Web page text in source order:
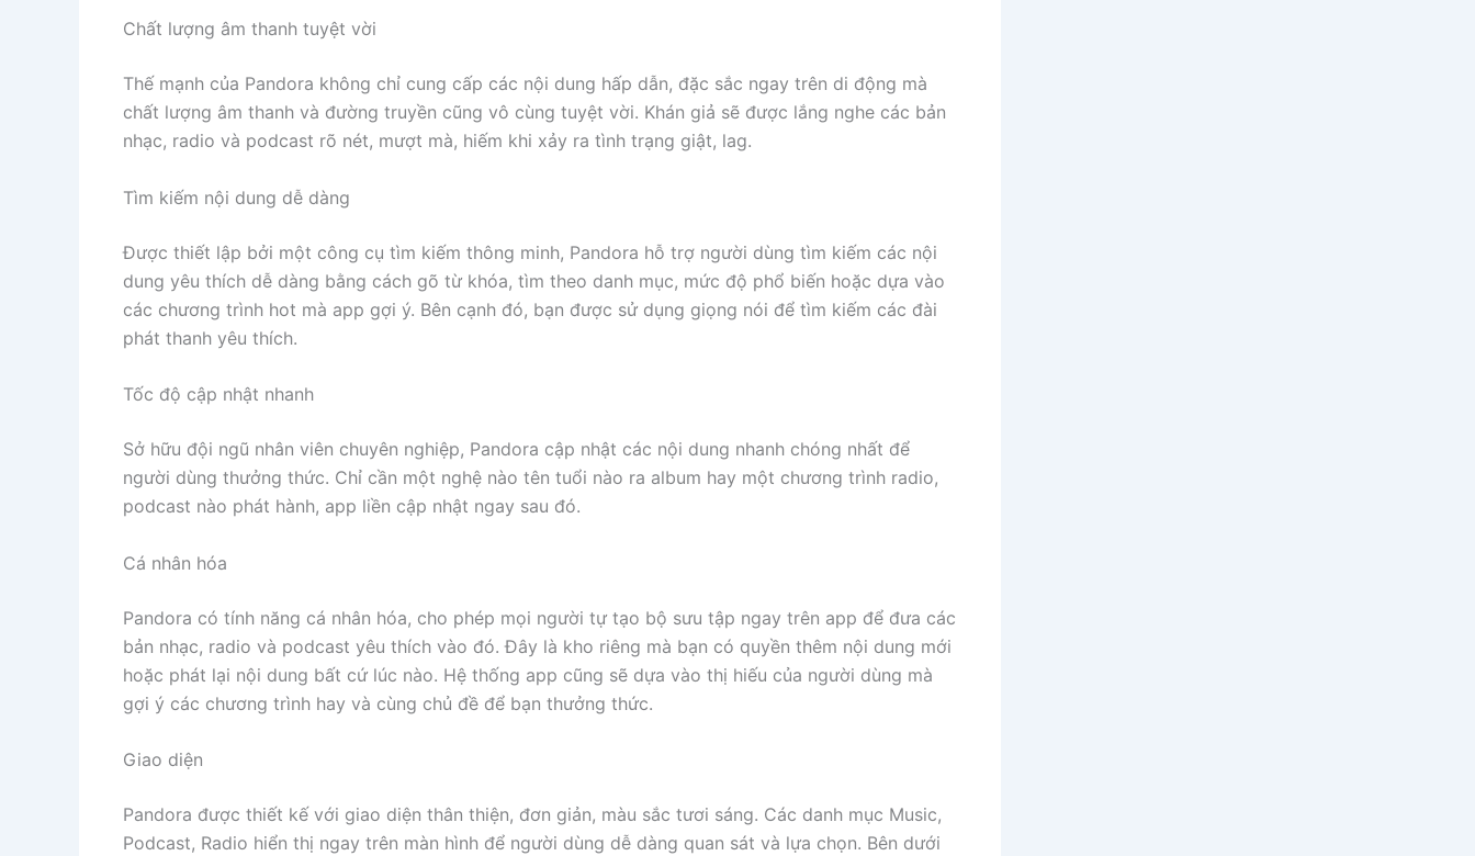
Chất lượng âm thanh tuyệt vời
Thế mạnh của Pandora không chỉ cung cấp các nội dung hấp dẫn, đặc sắc ngay trên di động mà
chất lượng âm thanh và đường truyền cũng vô cùng tuyệt vời. Khán giả sẽ được lắng nghe các bản
nhạc, radio và podcast rõ nét, mượt mà, hiếm khi xảy ra tình trạng giật, lag.
Tìm kiếm nội dung dễ dàng
Được thiết lập bởi một công cụ tìm kiếm thông minh, Pandora hỗ trợ người dùng tìm kiếm các nội
dung yêu thích dễ dàng bằng cách gõ từ khóa, tìm theo danh mục, mức độ phổ biến hoặc dựa vào
các chương trình hot mà app gợi ý. Bên cạnh đó, bạn được sử dụng giọng nói để tìm kiếm các đài
phát thanh yêu thích.
Tốc độ cập nhật nhanh
Sở hữu đội ngũ nhân viên chuyên nghiệp, Pandora cập nhật các nội dung nhanh chóng nhất để
người dùng thưởng thức. Chỉ cần một nghệ nào tên tuổi nào ra album hay một chương trình radio,
podcast nào phát hành, app liền cập nhật ngay sau đó.
Cá nhân hóa
Pandora có tính năng cá nhân hóa, cho phép mọi người tự tạo bộ sưu tập ngay trên app để đưa các
bản nhạc, radio và podcast yêu thích vào đó. Đây là kho riêng mà bạn có quyền thêm nội dung mới
hoặc phát lại nội dung bất cứ lúc nào. Hệ thống app cũng sẽ dựa vào thị hiếu của người dùng mà
gợi ý các chương trình hay và cùng chủ đề để bạn thưởng thức.
Giao diện
Pandora được thiết kế với giao diện thân thiện, đơn giản, màu sắc tươi sáng. Các danh mục Music,
Podcast, Radio hiển thị ngay trên màn hình để người dùng dễ dàng quan sát và lựa chọn. Bên dưới